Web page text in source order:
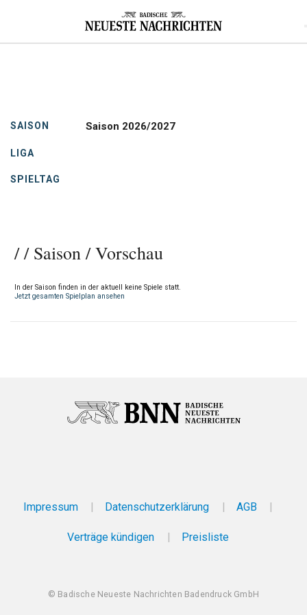
SAI­SON Saison 2026/2027
LI­GA
SPIEL­TAG
/ / Saison / Vorschau
In der Saison finden in der aktuell keine Spiele statt.
Jetzt gesamten Spielplan ansehen
Impressum Datenschutzerklärung AGB
Verträge kündigen Preisliste
© Badische Neueste Nachrichten Badendruck GmbH